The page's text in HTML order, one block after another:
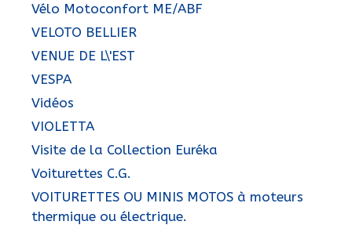
Vélo Motoconfort ME/ABF
VELOTO BELLIER
VENUE DE L\'EST
VESPA
Vidéos
VIOLETTA
Visite de la Collection Euréka
Voiturettes C.G.
VOITURETTES OU MINIS MOTOS à moteurs
thermique ou électrique.